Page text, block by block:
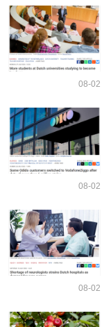
08-02
08-02
08-02